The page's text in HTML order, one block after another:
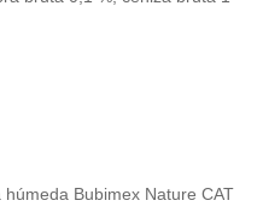
Bubimex Nature CAT